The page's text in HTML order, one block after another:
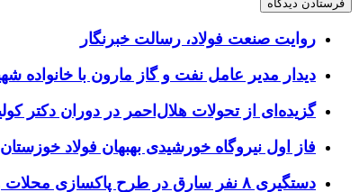
روایت صنعت فولاد،‌ رسالت خبرنگار
دیدار مدیر عامل نفت و گاز مارون با خانواده
گزیده‌ای از تحولات هلال‌احمر در دوران دکتر
فاز اول نیروگاه خورشیدی بهبهان فولاد
دستگیری ۸ نفر سارق در طرح پاکسازی محلات و کشف ۱۷ فقره سرقت